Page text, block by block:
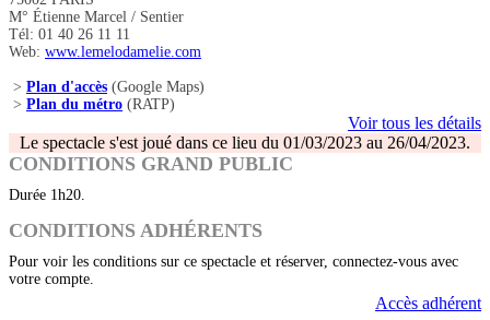
M° Étienne Marcel / Sentier
Tél: 01 40 26 11 11
Web: www.lemelodamelie.com
> Plan d'accès (Google Maps)
> Plan du métro (RATP)
Voir tous les détails
Le spectacle s'est joué dans ce lieu du 01/03/2023 au 26/04/2023.
CONDITIONS GRAND PUBLIC
Durée 1h20.
CONDITIONS ADHÉRENTS
Pour voir les conditions sur ce spectacle et réserver, connectez-vous avec
votre compte.
Accès adhérent